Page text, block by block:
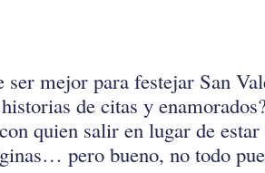
ser mejor para festejar San
de citas y
quien salir en lugar de
pero bueno, no todo